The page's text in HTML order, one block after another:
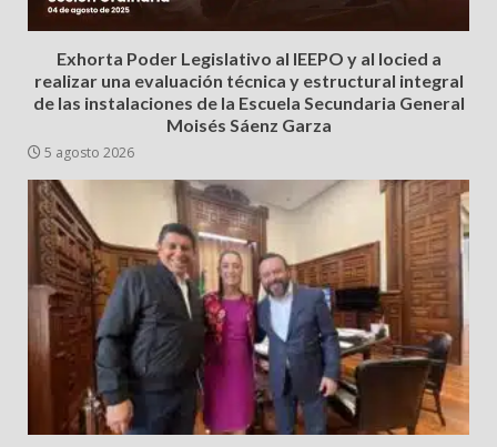
Exhorta Poder Legislativo al IEEPO y al Iocied a
realizar una evaluación técnica y estructural integral
de las instalaciones de la Escuela Secundaria General
Moisés Sáenz Garza
5 agosto 2026